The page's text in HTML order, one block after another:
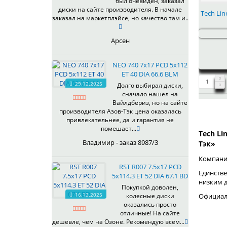
401
408
410
411
414
417
423
426
428
429
430
433
70,1
72,6
73,1
74,1
75.1
78.1
98
98,1
MGM
OrD
SL
W
WB
WD
диски на сайте производителя. В начале
заказал на маркетплэйсе, но качество там и..
Арсен
29.12.2025
NEO 740 7x17 PCD 5x112
ET 40 DIA 66.6 BLM
Долго выбирал диски,
сначало нашел на
Вайлдбериз, но на сайте
производителя Азов-Тэк цена оказалась
привлекательнее, да и гарантия не
помешает...
Владимир - заказ 8987/3
16.12.2025
RST R007 7.5x17 PCD
5x114.3 ET 52 DIA 67.1 BD
Покупкой доволен,
колесные диски
оказались просто
отличные! На сайте
дешевле, чем на Озоне. Рекомендую всем...
Tech
Tech
Тэк»
низким